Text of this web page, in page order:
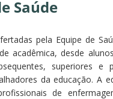
Saúde
pela Equipe de
acadêmica, desde
superiores e
da educação. A
de